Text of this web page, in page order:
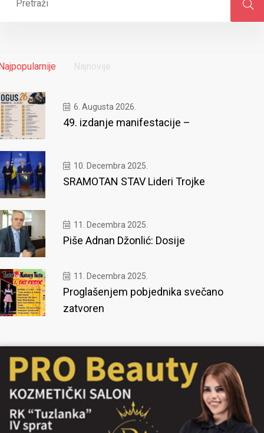
Najnovije
6. Augusta 2026.
49. izdanje manifestacije –
10. Decembra 2025.
SRAMOTAN STAV Lideri Trojke
11. Decembra 2025.
Piše Adnan Džonlić: Dosije
11. Decembra 2025.
Proglašenjem pobjednika svečano
zatvoren